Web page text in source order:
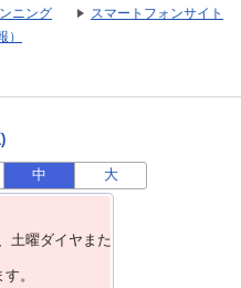
ニング
スマートフォンサイト
中 大
⼟曜ダイヤまた
。